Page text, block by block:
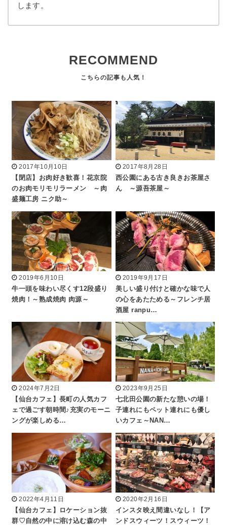
します。
RECOMMEND
2017年10月10日
【閉店】お肉好き歓喜！花京院
のお肉モリモリラーメン ～肉
盛麺工房 ニク助～
2017年8月28日
西公園にある古き良きお茶屋さ
ん ～源吾茶屋～
2019年6月10日
牛一頭を味わい尽くす12段盛り
焼肉！～熟成焼肉 肉源～
2019年9月17日
美しい盛り付けと確かな味で人
の心をあたためる～フレンチ居
酒屋 ranpu…
2024年7月2日
【仙台カフェ】長町の人気カフ
ェで過ごす朝時間♪充実のモーニ
ングが楽しめる…
2023年9月25日
七北田公園の新たな憩いの場！
子連れにもペット連れにも優し
いカフェ～NAN…
2022年4月11日
【仙台カフェ】ロケーション抜
群♡自然の中に溶け込む森の中
2020年2月16日
インスタ映え間違いなし！【ア
ンドスウィーツ！スウィーツ！